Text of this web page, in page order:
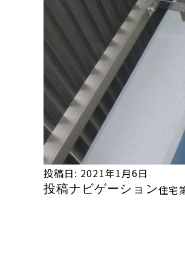
投稿日: 2021年1月6日
投稿ナビゲーション住宅